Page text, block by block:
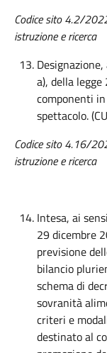
Codice sito4.2/202
istruzione e ricerca
a), della
componenti
spettacolo.
Codice sito 4.16/
istruzione e ricerca
Intesa, ai
29 dicembre
previsione
bilancio
schema di
sovranità
criteri e
destinato al